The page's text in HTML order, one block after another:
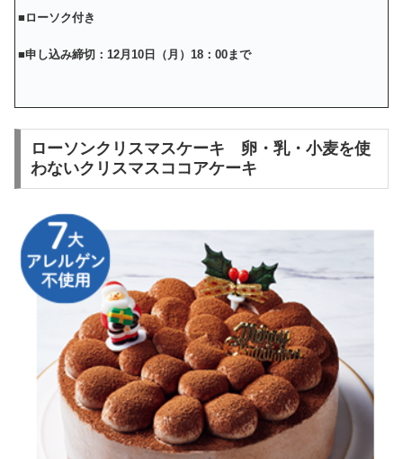
■ローソク付き
■申し込み締切：12月10日（月）18：00まで
ローソンクリスマスケーキ 卵・乳・小麦を使
わないクリスマスココアケーキ